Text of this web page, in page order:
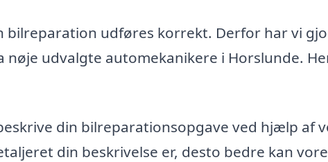
bilreparation udføres korrekt. Derfor har vi
udvalgte automekanikere i Horslunde.
din bilreparationsopgave ved hjælp af
din beskrivelse er, desto bedre kan